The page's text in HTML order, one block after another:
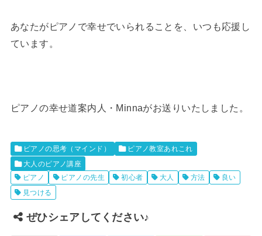
あなたがピアノで幸せでいられることを、いつも応援し
ています。
ピアノの幸せ道案内人・Minnaがお送りいたしました。
ピアノの思考（マインド）
ピアノ教室あれこれ
大人のピアノ講座
ピアノ
ピアノの先生 初心者 大人 方法
良い
見つける
ぜひシェアしてください♪